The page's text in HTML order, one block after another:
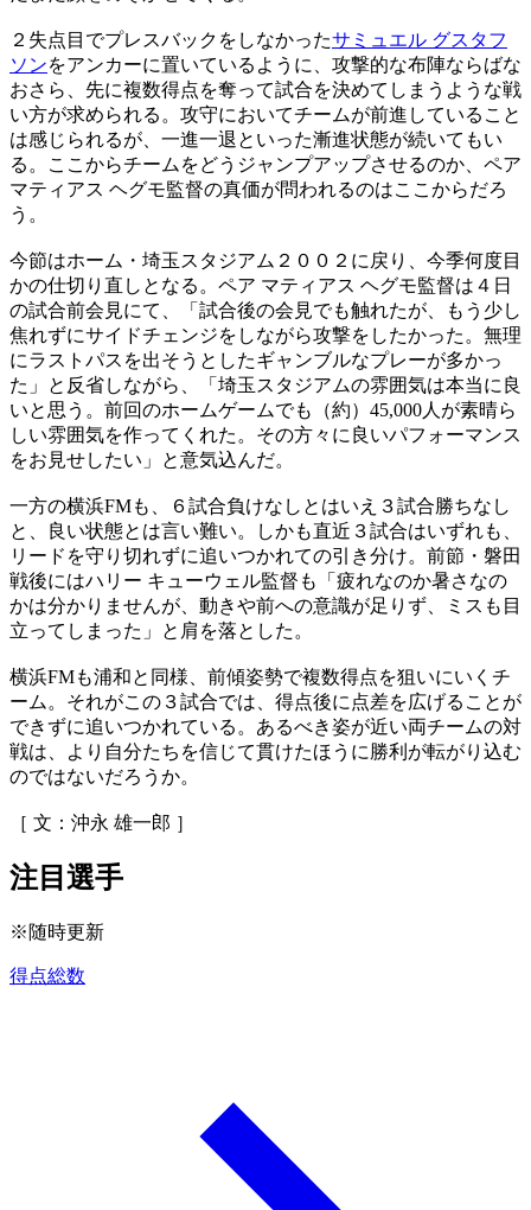
２失点目でプレスバックをしなかったサミュエル グスタフ
ソンをアンカーに置いているように、攻撃的な布陣ならばな
おさら、先に複数得点を奪って試合を決めてしまうような戦
い方が求められる。攻守においてチームが前進していること
は感じられるが、一進一退といった漸進状態が続いてもい
る。ここからチームをどうジャンプアップさせるのか、ペア
マティアス ヘグモ監督の真価が問われるのはここからだろ
う。
今節はホーム・埼玉スタジアム２００２に戻り、今季何度目
かの仕切り直しとなる。ペア マティアス ヘグモ監督は４日
の試合前会見にて、「試合後の会見でも触れたが、もう少し
焦れずにサイドチェンジをしながら攻撃をしたかった。無理
にラストパスを出そうとしたギャンブルなプレーが多かっ
た」と反省しながら、「埼玉スタジアムの雰囲気は本当に良
いと思う。前回のホームゲームでも（約）45,000人が素晴ら
しい雰囲気を作ってくれた。その方々に良いパフォーマンス
をお見せしたい」と意気込んだ。
一方の横浜FMも、６試合負けなしとはいえ３試合勝ちなし
と、良い状態とは言い難い。しかも直近３試合はいずれも、
リードを守り切れずに追いつかれての引き分け。前節・磐田
戦後にはハリー キューウェル監督も「疲れなのか暑さなの
かは分かりませんが、動きや前への意識が足りず、ミスも目
立ってしまった」と肩を落とした。
横浜FMも浦和と同様、前傾姿勢で複数得点を狙いにいくチ
ーム。それがこの３試合では、得点後に点差を広げることが
できずに追いつかれている。あるべき姿が近い両チームの対
戦は、より自分たちを信じて貫けたほうに勝利が転がり込む
のではないだろうか。
［ 文：沖永 雄一郎 ］
注目選手
※随時更新
得点総数